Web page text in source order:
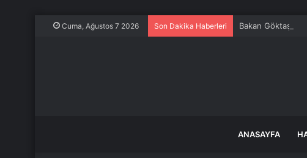
Cuma, Ağustos 7 2026 Son Dakika Haberleri Bakan Göktaş:
ANASAYFA